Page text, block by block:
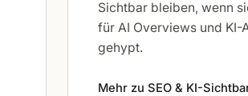
Sichtbar bleiben, wenn
für AI Overviews und KI-
gehypt.
Mehr zu SEO & KI-